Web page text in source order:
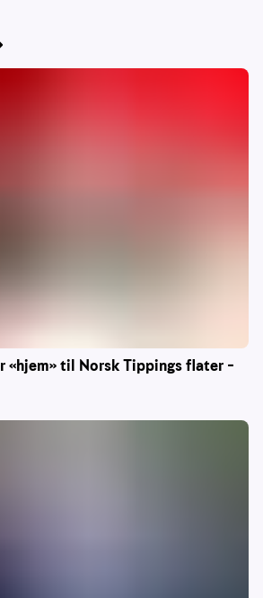
«hjem» til Norsk Tippings flater –